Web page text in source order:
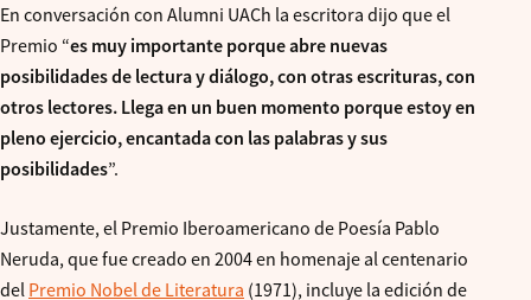
En conversación con Alumni UACh la escritora dijo que el
Premio “es muy importante porque abre nuevas
posibilidades de lectura y diálogo, con otras escrituras, con
otros lectores. Llega en un buen momento porque estoy en
pleno ejercicio, encantada con las palabras y sus
posibilidades”.
Justamente, el Premio Iberoamericano de Poesía Pablo
Neruda, que fue creado en 2004 en homenaje al centenario
del Premio Nobel de Literatura (1971), incluye la edición de